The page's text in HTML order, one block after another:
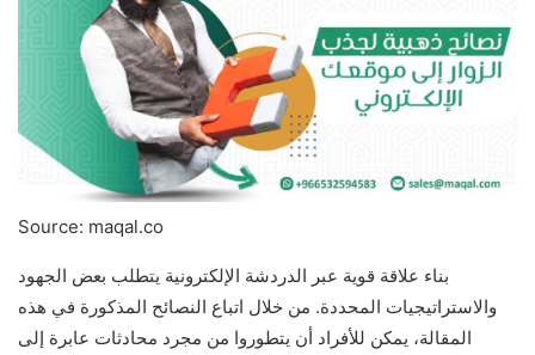
Source: maqal.co
بناء علاقة قوية عبر الدردشة الإلكترونية يتطلب بعض الجهود
والاستراتيجيات المحددة. من خلال اتباع النصائح المذكورة في هذه
المقالة، يمكن للأفراد أن يتطوروا من مجرد محادثات عابرة إلى